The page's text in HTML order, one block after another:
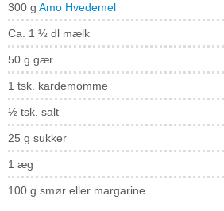
300 g Amo Hvedemel
Ca. 1 ½ dl mælk
50 g gær
1 tsk. kardemomme
½ tsk. salt
25 g sukker
1 æg
100 g smør eller margarine